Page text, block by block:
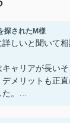
探されたM様
しいと聞いて
ャリアが長い
デメリットも正
。